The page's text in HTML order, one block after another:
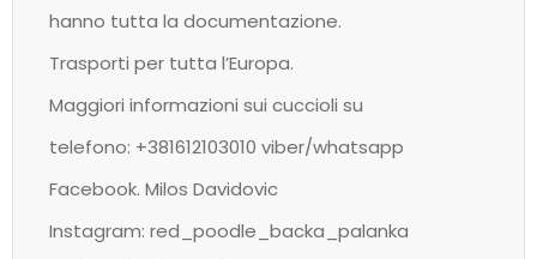
hanno tutta la documentazione.
Trasporti per tutta l’Europa.
Maggiori informazioni sui cuccioli su
telefono: +381612103010 viber/whatsapp
Facebook. Milos Davidovic
Instagram: red_poodle_backa_palanka